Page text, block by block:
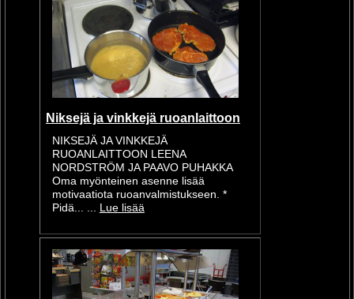
Niksejä ja vinkkejä ruoanlaittoon
NIKSEJÄ JA VINKKEJÄ
RUOANLAITTOON LEENA
NORDSTRÖM JA PAAVO PUHAKKA
Oma myönteinen asenne lisää
motivaatiota ruoanvalmistukseen. *
Pidä... ... Lue lisää